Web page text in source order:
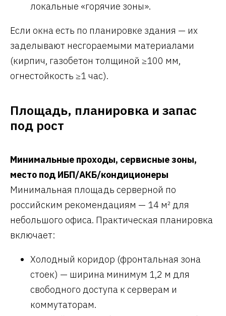
локальные «горячие зоны».
Если окна есть по планировке здания — их
заделывают несгораемыми материалами
(кирпич, газобетон толщиной ≥100 мм,
огнестойкость ≥1 час).
Площадь, планировка и запас
под рост
Минимальные проходы, сервисные зоны,
место под ИБП/АКБ/кондиционеры
Минимальная площадь серверной по
российским рекомендациям — 14 м² для
небольшого офиса. Практическая планировка
включает:
Холодный коридор (фронтальная зона
стоек) — ширина минимум 1,2 м для
свободного доступа к серверам и
коммутаторам.